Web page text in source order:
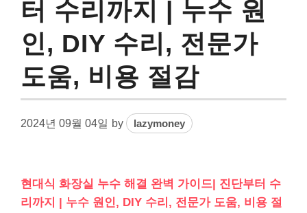
터 수리까지 | 누수 원
인, DIY 수리, 전문가
도움, 비용 절감
2024년 09월 04일 by lazymoney
현대식 화장실 누수 해결 완벽 가이드| 진단부터 수
리까지 | 누수 원인, DIY 수리, 전문가 도움, 비용 절